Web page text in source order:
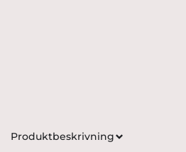
Produktbeskrivning